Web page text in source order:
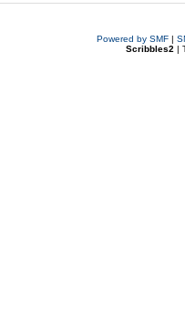
Powered by SMF|
Scribbles2 |